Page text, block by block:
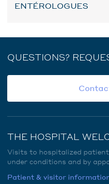
ENTÉROLOGUES
QUESTIONS?
THE HOSPITAL
Visits to hospitalized
under conditions and by
Patient & visitor